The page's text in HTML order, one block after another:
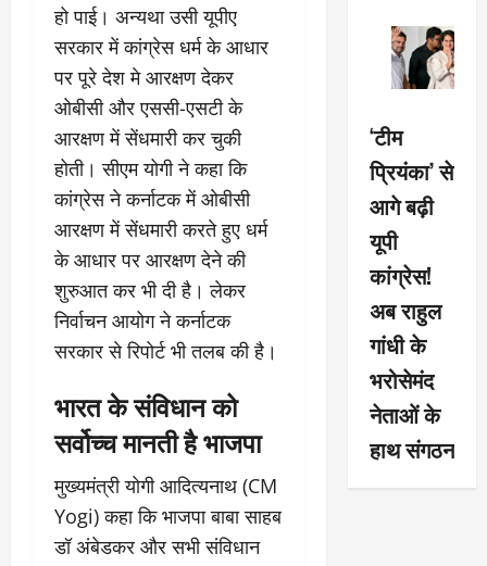
हो पाई। अन्यथा उसी यूपीए
सरकार में कांग्रेस धर्म के आधार
पर पूरे देश मे आरक्षण देकर
ओबीसी और एससी-एसटी के
आरक्षण में सेंधमारी कर चुकी
होती। सीएम योगी ने कहा कि
कांग्रेस ने कर्नाटक में ओबीसी
आरक्षण में सेंधमारी करते हुए धर्म
के आधार पर आरक्षण देने की
शुरुआत कर भी दी है। लेकर
निर्वाचन आयोग ने कर्नाटक
सरकार से रिपोर्ट भी तलब की है।
भारत के संविधान को
सर्वोच्च मानती है भाजपा
मुख्यमंत्री योगी आदित्यनाथ (CM
Yogi) कहा कि भाजपा बाबा साहब
डॉ अंबेडकर और सभी संविधान
‘टीम
प्रियंका’ से
आगे बढ़ी
यूपी
कांग्रेस!
अब राहुल
गांधी के
भरोसेमंद
नेताओं के
हाथ संगठन